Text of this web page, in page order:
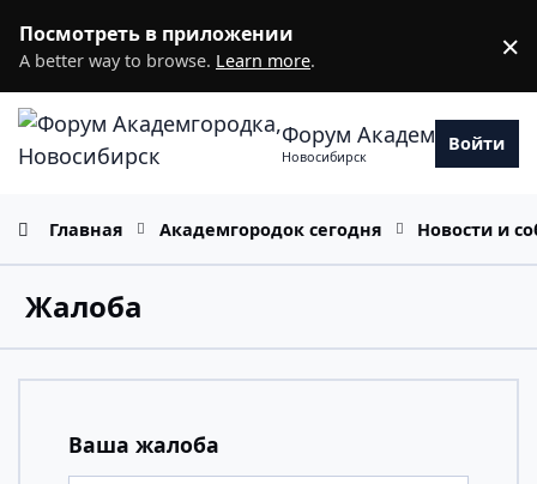
Посмотреть в приложении
A better way to browse. Learn more. ×
Форум Академгородка
Новосибирск
Войти
Главная Академгородок сегодня Новости и
Жалоба
Ваша жалоба